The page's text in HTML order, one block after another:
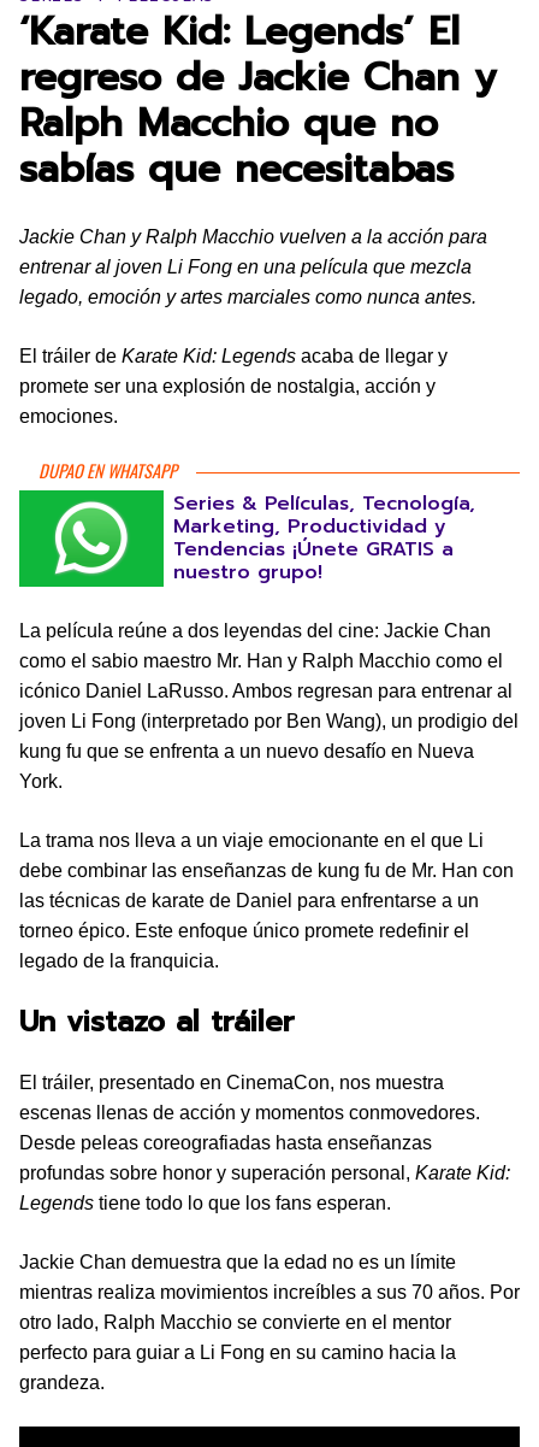
‘Karate Kid: Legends’ El
regreso de Jackie Chan y
Ralph Macchio que no
sabías que necesitabas
Jackie Chan y Ralph Macchio vuelven a la acción para
entrenar al joven Li Fong en una película que mezcla
legado, emoción y artes marciales como nunca antes.
El tráiler de Karate Kid: Legends acaba de llegar y
promete ser una explosión de nostalgia, acción y
emociones.
DUPAO EN WHATSAPP
Series & Películas, Tecnología,
Marketing, Productividad y
Tendencias ¡Únete GRATIS a
nuestro grupo!
La película reúne a dos leyendas del cine: Jackie Chan
como el sabio maestro Mr. Han y Ralph Macchio como el
icónico Daniel LaRusso. Ambos regresan para entrenar al
joven Li Fong (interpretado por Ben Wang), un prodigio del
kung fu que se enfrenta a un nuevo desafío en Nueva
York.
La trama nos lleva a un viaje emocionante en el que Li
debe combinar las enseñanzas de kung fu de Mr. Han con
las técnicas de karate de Daniel para enfrentarse a un
torneo épico. Este enfoque único promete redefinir el
legado de la franquicia.
Un vistazo al tráiler
El tráiler, presentado en CinemaCon, nos muestra
escenas llenas de acción y momentos conmovedores.
Desde peleas coreografiadas hasta enseñanzas
profundas sobre honor y superación personal, Karate Kid:
Legends tiene todo lo que los fans esperan.
Jackie Chan demuestra que la edad no es un límite
mientras realiza movimientos increíbles a sus 70 años. Por
otro lado, Ralph Macchio se convierte en el mentor
perfecto para guiar a Li Fong en su camino hacia la
grandeza.